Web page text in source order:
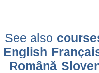
See also
English
Română